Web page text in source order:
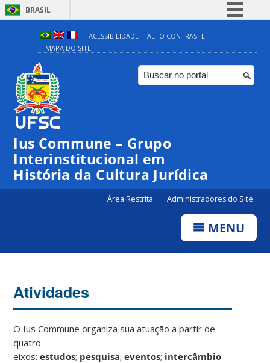
BRASIL
Simplifique!
Comunica BR
Participe
ACESSIBILIDADE
ALTO CONTRASTE
MAPA DO SITE
Ius Commune – Grupo
Interinstitucional em
História da Cultura Jurídica
Área Restrita Administradores do Site
MENU
Atividades
O Ius Commune organiza sua atuação a partir de
quatro
eixos:estudos; pesquisa;eventos; intercâmbio